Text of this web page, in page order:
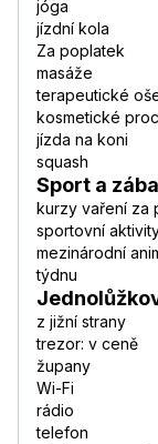
jóga
jízdní kola
Za poplatek
masáže
terapeutické
kosmetické
jízda na koni
squash
Sport a
kurzy vaření za
sportovní
mezinárodní
týdnu
z jižní strany
trezor: v ceně
župany
Wi-Fi
rádio
telefon